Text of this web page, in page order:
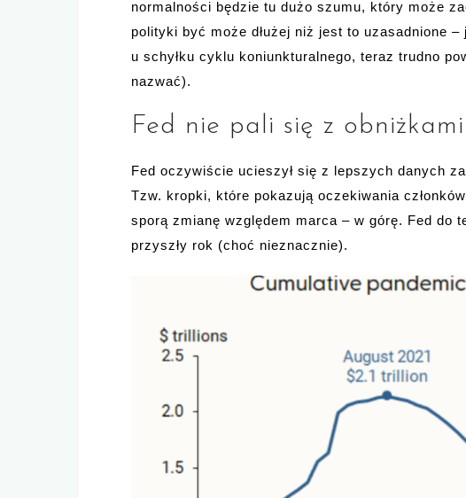
normalności będzie tu dużo szumu, który może
polityki być może dłużej niż jest to uzasadnione
u schyłku cyklu koniunkturalnego, teraz trudno
nazwać).
Fed nie pali się z obniżkami
Fed oczywiście ucieszył się z lepszych danych
Tzw. kropki, które pokazują oczekiwania
sporą zmianę względem marca – w górę. Fed do
przyszły rok (choć nieznacznie).